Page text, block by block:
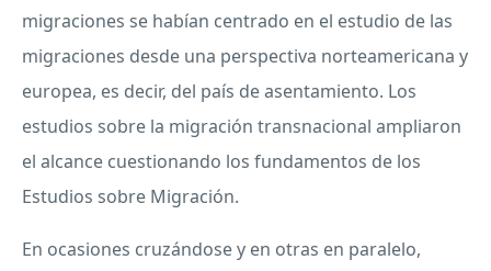
migraciones se habían centrado en el estudio de las
migraciones desde una perspectiva norteamericana y
europea, es decir, del país de asentamiento. Los
estudios sobre la migración transnacional ampliaron
el alcance cuestionando los fundamentos de los
Estudios sobre Migración.
En ocasiones cruzándose y en otras en paralelo,